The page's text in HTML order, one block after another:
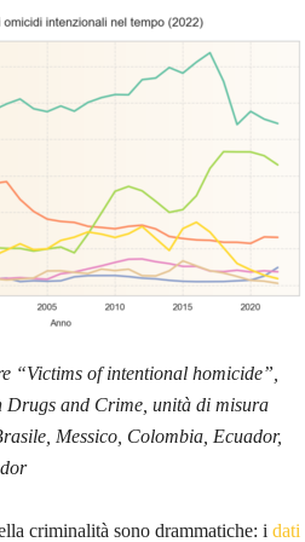
“Victims of intentional homicide”,
Drugs and Crime, unità di misura
Messico, Colombia, Ecuador,
criminalità sono drammatiche: i dati